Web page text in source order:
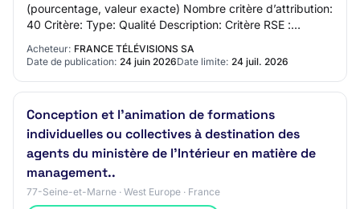
(pourcentage, valeur exacte) Nombre critère d’attribution:
40 Critère: Type: Qualité Description: Critère RSE :
Performance environnementale des…
Acheteur: FRANCE TÉLÉVISIONS SA
Date de publication: 24 juin 2026Date limite: 24 juil. 2026
Conception et l'animation de formations
individuelles ou collectives à destination des
agents du ministère de l'Intérieur en matière de
management..
77-Seine-et-Marne · West Europe · France